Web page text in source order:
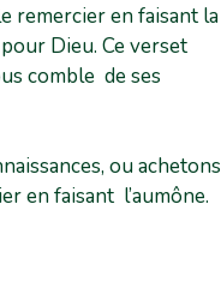
remercier en faisant la
Dieu. Ce verset
comble de ses
ou achetons
en faisant l’aumône.